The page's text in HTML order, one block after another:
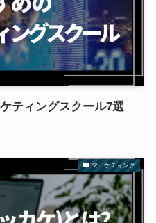
ティングスクール7選
マーケティング